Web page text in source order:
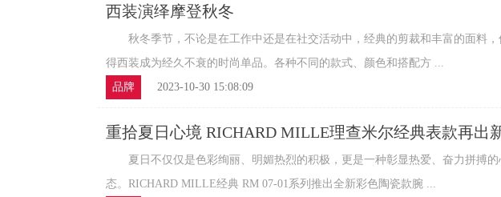
西装演绎摩登秋冬
秋冬季节，不论是在工作中还是在社交活动中，经典的剪裁和丰富的面料，
得西装成为经久不衰的时尚单品。各种不同的款式、颜色和搭配方 ...
品牌
2023-10-30 15:08:09
重拾夏日心境 RICHARD MILLE理查米尔经典表款再出
夏日不仅仅是色彩绚丽、明媚热烈的积极，更是一种彰显热爱、奋力拼搏的
态。RICHARD MILLE经典 RM 07-01系列推出全新彩色陶瓷款腕 ...